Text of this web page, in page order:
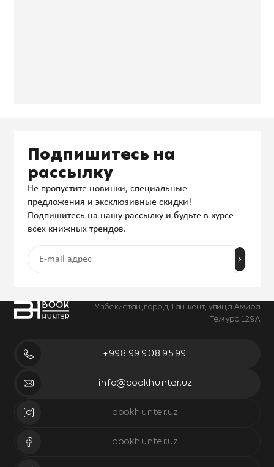
Узбекистан, город Ташкент, улица Амира
Темура 129А
+998 99 908 95 99
info@bookhunter.uz
bookhunter.uz
bookhunter.uz
Подпишитесь на
рассылку
Не пропустите новинки, специальные
предложения и эксклюзивные скидки!
Подпишитесь на нашу рассылку и будьте в курсе
всех книжных трендов.